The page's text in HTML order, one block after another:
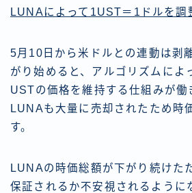
LUNAによって1UST＝1ドルを調
5月10日から米ドルとの連動は剥
がり始めると、アルゴリズムによ
USTの価格を維持する仕組みが働
LUNAも大量に売却されたため時
す。
LUNAの時価総額が下がり続けた
保証されるか不安視されるように